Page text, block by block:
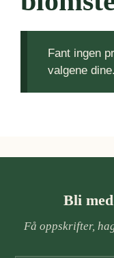
Fant ingen
valgene dine.
Bli
Få oppskrifter,